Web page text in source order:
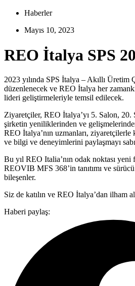
Haberler
Mayıs 10, 2023
REO İtalya SPS
2023 yılında SPS İtalya – Akıllı Üretim
düzenlenecek ve REO İtalya her
lideri geliştirmeleriyle temsil edilecek.
Ziyaretçiler, REO İtalya’yı 5. Salon, 20.
şirketin yeniliklerinden ve
REO İtalya’nın uzmanları, ziyaretçilerle
ve bilgi ve deneyimlerini paylaşmayı
Bu yıl REO Italia’nın odak noktası yeni
REOVIB MFS 368’in tanıtımı ve
bileşenler.
Siz de katılın ve REO İtalya’dan ilham
Haberi paylaş: